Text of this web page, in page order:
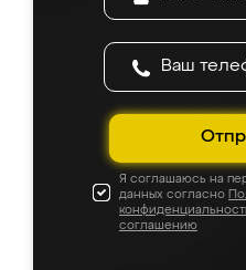
Я соглашаюсь на
данных согласно
соглашению